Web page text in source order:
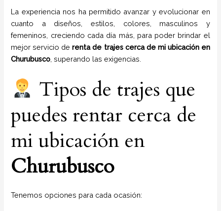
La experiencia nos ha permitido avanzar y evolucionar en
cuanto a diseños, estilos, colores, masculinos y
femeninos, creciendo cada día más, para poder brindar el
mejor servicio derenta de trajes cerca de mi ubicación en
Churubusco , superando las exigencias.
Tipos de trajes que
puedes rentar cerca de
mi ubicación en
Churubusco
Tenemos opciones para cada ocasión: